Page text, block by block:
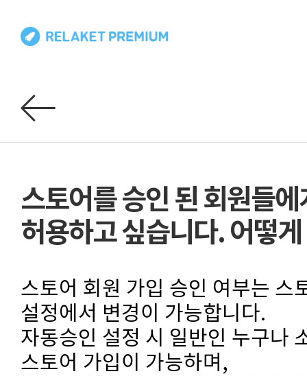
스토어를 승인 된 회원들
허용하고 싶습니다. 어떻
스토어 회원 가입 승인 여부는 스
설정에서 변경이 가능합니다.
자동승인 설정 시 일반인 누구나
스토어 가입이 가능하며,